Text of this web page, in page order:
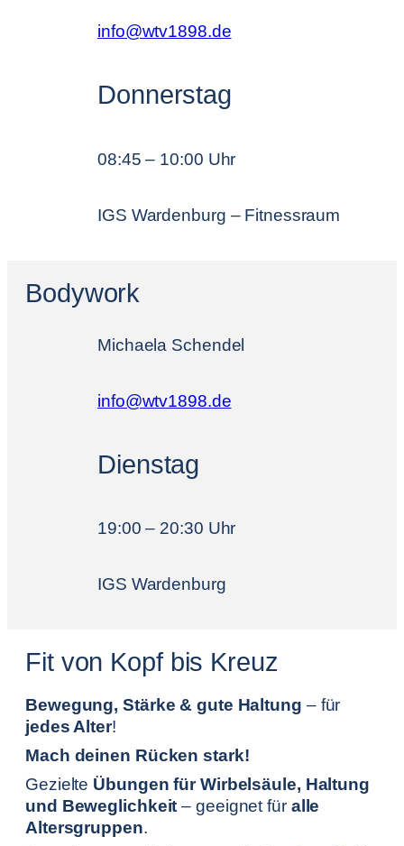
info@wtv1898.de
Donnerstag
08:45 – 10:00 Uhr
IGS Wardenburg – Fitnessraum
Bodywork
Michaela Schendel
info@wtv1898.de
Dienstag
19:00 – 20:30 Uhr
IGS Wardenburg
Fit von Kopf bis Kreuz
Bewegung, Stärke & gute Haltung – für
jedes Alter!
Mach deinen Rücken stark!
Gezielte Übungen für Wirbelsäule, Haltung
und Beweglichkeit – geeignet für alle
Altersgruppen.